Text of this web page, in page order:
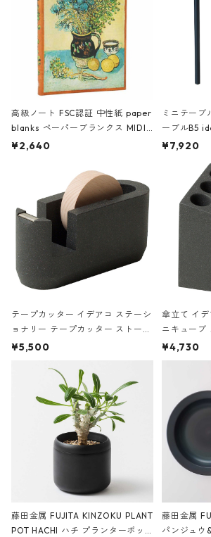
高級ノート FSC認証 中性紙 paper
blanks ペーパーブランクス MIDI
ハードカバー 罫線 ヴァン・ゴッホ
¥2,640
ミニテーブ
ーブルB5
urniture
¥7,920
テープカッター イデアコ ステーシ
ョナリー テープカッター ストーン
サンドカラー 石調 ideaco Station
¥5,500
傘立て イ
ニキューブ
石調
E ストー
¥4,730
藤田金属 FUJITA KINZOKU PLANT
POT HACHI ハチ プランターポッ
藤田金属
パンジュウ